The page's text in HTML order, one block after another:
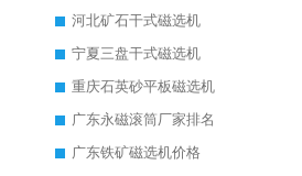
河北矿石干式磁选机
宁夏三盘干式磁选机
重庆石英砂平板磁选机
广东永磁滚筒厂家排名
广东铁矿磁选机价格